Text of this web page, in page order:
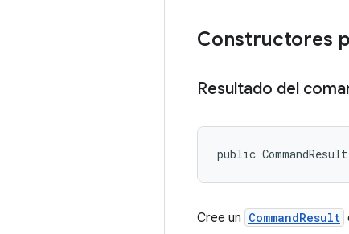
Constructores
Resultado del
public
Cree un CommandResult